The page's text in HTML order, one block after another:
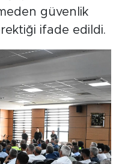
güvenlik
ifade edildi.